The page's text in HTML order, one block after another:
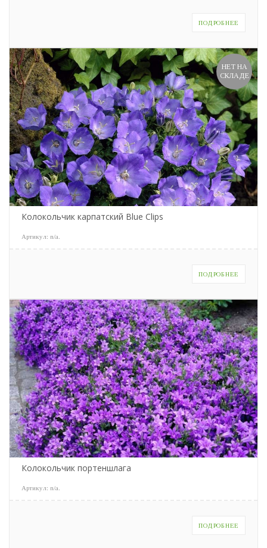
ПОДРОБНЕЕ
НЕТ НА
СКЛАДЕ
Колокольчик карпатский Blue Clips
Артикул: n/a
ПОДРОБНЕЕ
Колокольчик портеншлага
Артикул: n/a
ПОДРОБНЕЕ